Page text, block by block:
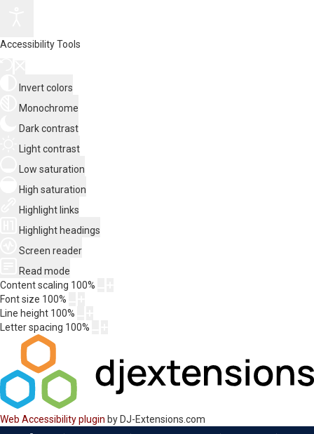
Accessibility Tools
Invert colors
Monochrome
Dark contrast
Light contrast
Low saturation
High saturation
Highlight links
Highlight headings
Screen reader
Read mode
Content scaling 100%
Font size 100%
Line height 100%
Letter spacing 100%
Web Accessibility plugin by DJ-Extensions.com